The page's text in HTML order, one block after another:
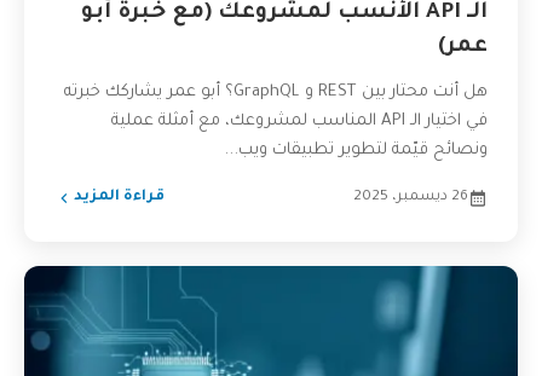
الـ API الأنسب لمشروعك (مع خبرة أبو
عمر)
هل أنت محتار بين REST و GraphQL؟ أبو عمر يشاركك خبرته
في اختيار الـ API المناسب لمشروعك، مع أمثلة عملية
ونصائح قيّمة لتطوير تطبيقات ويب...
26 ديسمبر، 2025 قراءة المزيد